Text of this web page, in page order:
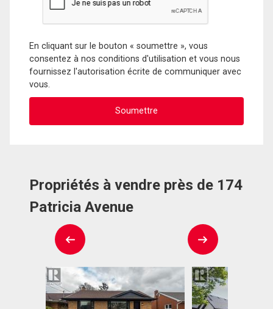
En cliquant sur le bouton « soumettre », vous
consentez à nos conditions d'utilisation et vous nous
fournissez l'autorisation écrite de communiquer avec
vous.
Propriétés à vendre près de 174
Patricia Avenue